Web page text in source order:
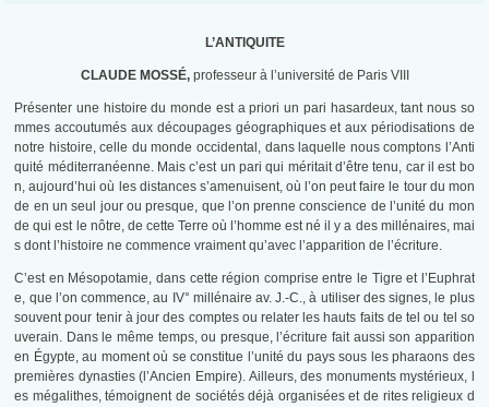
L’ANTIQUITE
CLAUDE MOSSÉ, professeur à l’université de Paris VIII
Présenter une histoire du monde est a priori un pari hasardeux, tant nous so
mmes accoutumés aux découpages géographiques et aux périodisations de
notre histoire, celle du monde occidental, dans laquelle nous comptons l’Anti
quité méditerranéenne. Mais c’est un pari qui méritait d’être tenu, car il est bo
n, aujourd’hui où les distances s’amenuisent, où l’on peut faire le tour du mon
de en un seul jour ou presque, que l’on prenne conscience de l’unité du mon
de qui est le nôtre, de cette Terre où l’homme est né il y a des millénaires, mai
s dont l’histoire ne commence vraiment qu’avec l’apparition de l’écriture.
C’est en Mésopotamie, dans cette région comprise entre le Tigre et l’Euphrat
e, que l’on commence, au IV° millénaire av. J.-C., à utiliser des signes, le plus
souvent pour tenir à jour des comptes ou relater les hauts faits de tel ou tel so
uverain. Dans le même temps, ou presque, l’écriture fait aussi son apparition
en Égypte, au moment où se constitue l’unité du pays sous les pharaons des
premières dynasties (l’Ancien Empire). Ailleurs, des monuments mystérieux, l
es mégalithes, témoignent de sociétés déjà organisées et de rites religieux d